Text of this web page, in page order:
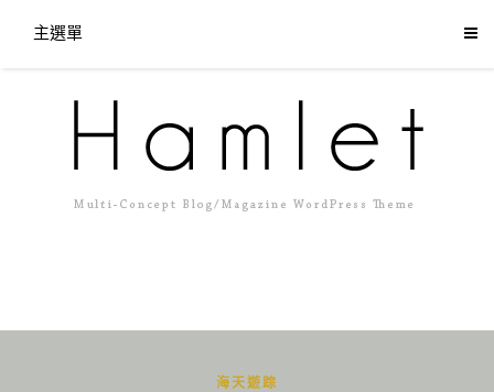
主選單
海天遊踪